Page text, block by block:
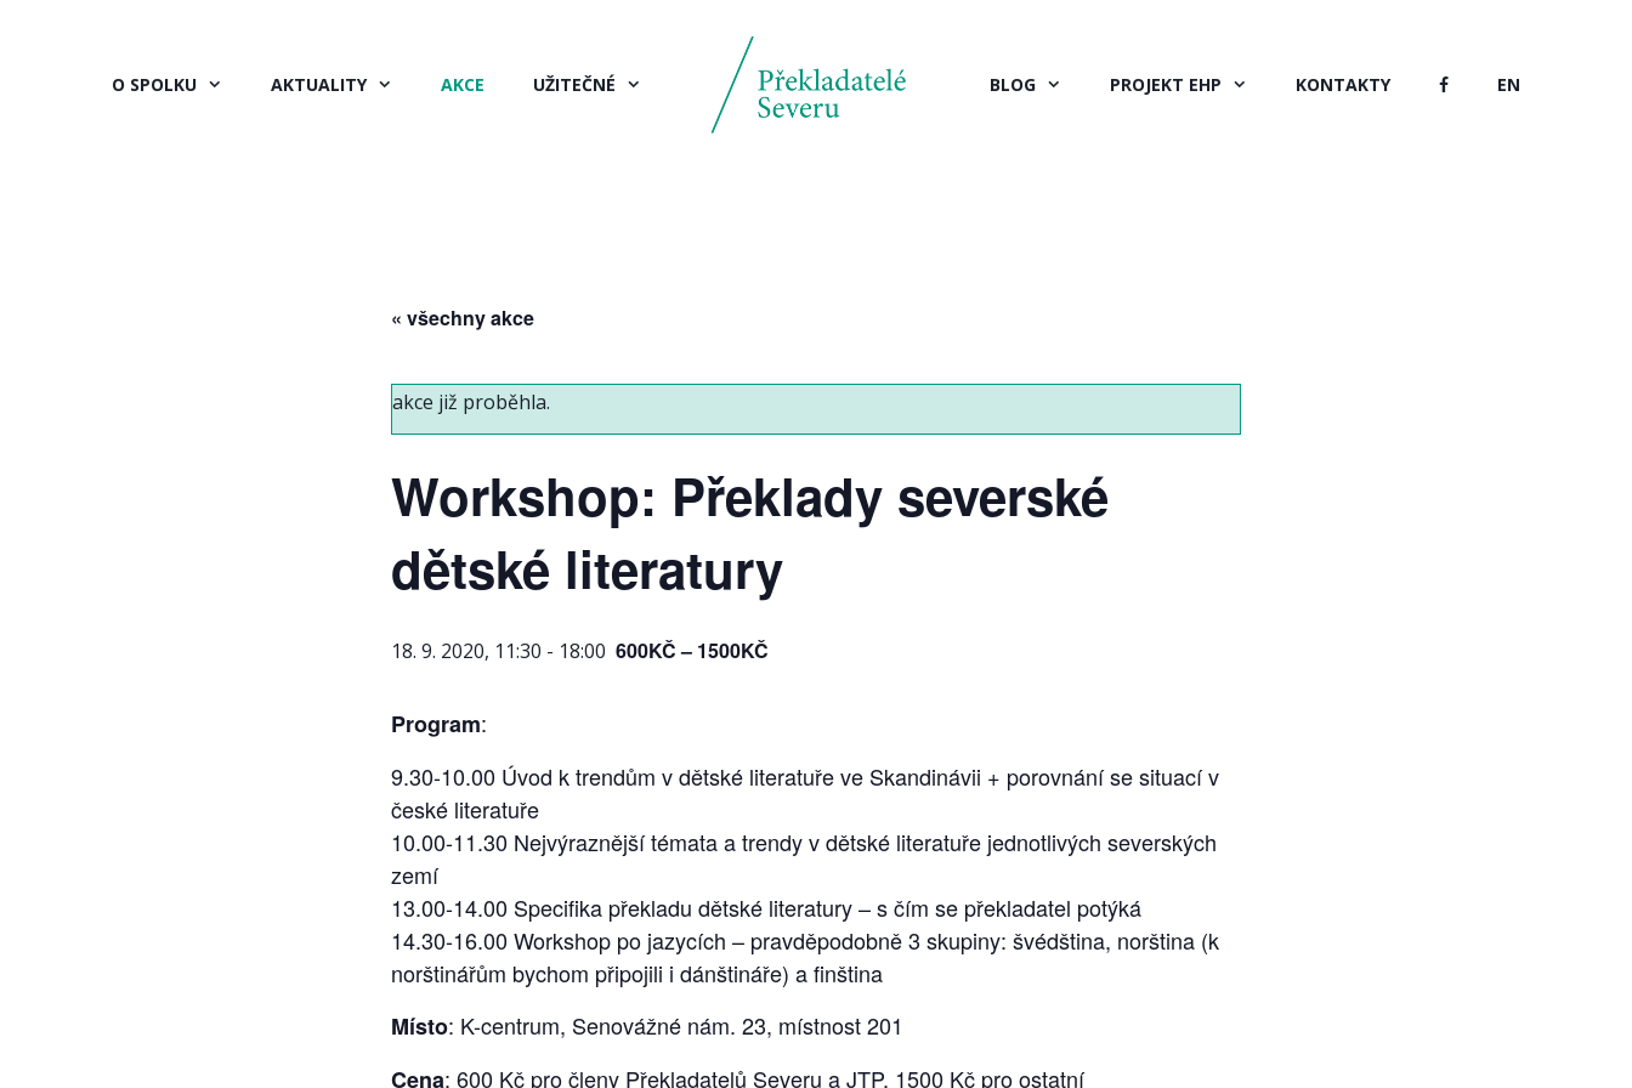
O SPOLKU AKTUALITY AKCE UŽITEČNÉ BLOG PROJEKT EHP KONTAKTY EN
« všechny akce
akce již proběhla.
Workshop: Překlady severské
dětské literatury
18. 9. 2020, 11:30 - 18:00 600KČ – 1500KČ
Program:
9.30-10.00 Úvod k trendům v dětské literatuře ve Skandinávii + porovnání se situací v
české literatuře
10.00-11.30 Nejvýraznější témata a trendy v dětské literatuře jednotlivých severských
zemí
13.00-14.00 Specifika překladu dětské literatury – s čím se překladatel potýká
14.30-16.00 Workshop po jazycích – pravděpodobně 3 skupiny: švédština, norština (k
norštinářům bychom připojili i dánštináře) a finština
Místo: K-centrum, Senovážné nám. 23, místnost 201
Cena: 600 Kč pro členy Překladatelů Severu a JTP, 1500 Kč pro ostatní